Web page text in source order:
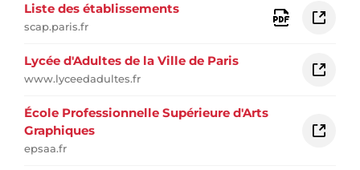
Liste des établissements
scap.paris.fr
Lycée d'Adultes de la Ville de Paris
www.lyceedadultes.fr
École Professionnelle Supérieure d'Arts
Graphiques
epsaa.fr